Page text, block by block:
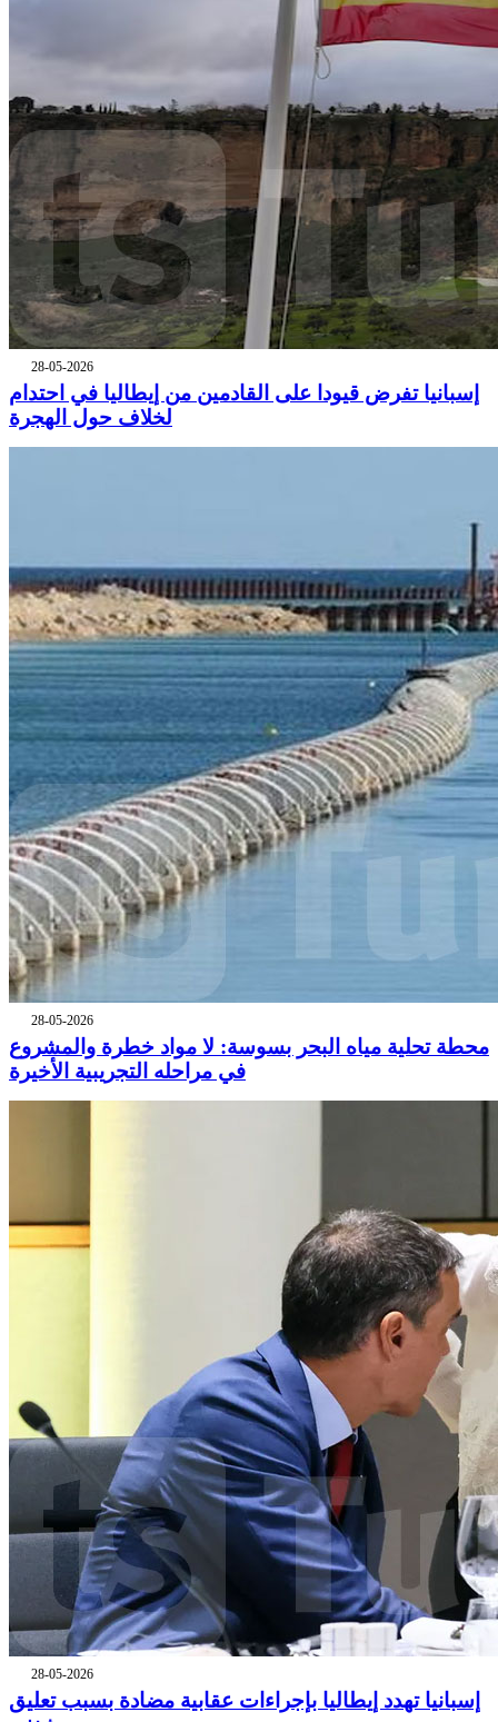
28-05-2026
إسبانيا تفرض قيودا على القادمين من إيطاليا في احتدام
لخلاف حول الهجرة
28-05-2026
محطة تحلية مياه البحر بسوسة: لا مواد خطرة والمشروع
في مراحله التجريبية الأخيرة
28-05-2026
إسبانيا تهدد إيطاليا بإجراءات عقابية مضادة بسبب تعليق